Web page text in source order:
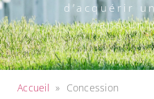
d’acquérir
dans un
Accueil » Concession